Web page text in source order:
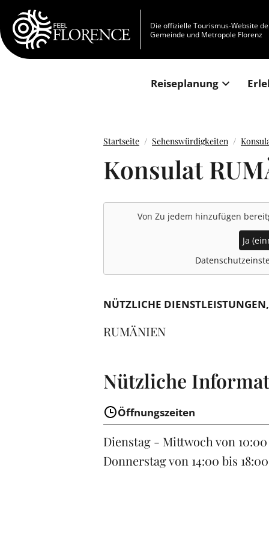
Direkt zum Inhalt
Die offizielle Tourismus-Website
Gemeinde und Metropole Florenz
Reiseplanung
Startseite Sehenswürdigkeiten
Konsulat
Von Zu jedem hinzufügen
Ja
NÜTZLICHE DIENSTLEISTUNGEN
RUMÄNIEN
Nützliche
Öffnungszeiten
Dienstag - Mittwoch von
Donnerstagvon 14:00 bis 18:00